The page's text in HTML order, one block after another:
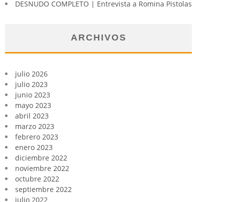
DESNUDO COMPLETO | Entrevista a Romina Pistolas
ARCHIVOS
julio 2026
julio 2023
junio 2023
mayo 2023
abril 2023
marzo 2023
febrero 2023
enero 2023
diciembre 2022
noviembre 2022
octubre 2022
septiembre 2022
julio 2022